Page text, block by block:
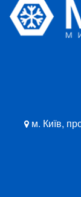
м. Київ,